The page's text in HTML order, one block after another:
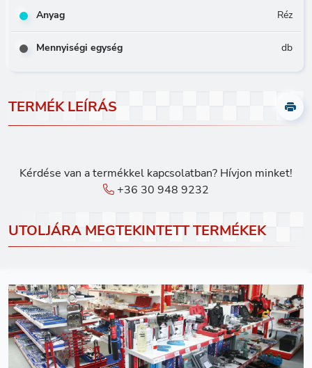
TERMÉK LEÍRÁS
Kérdése van a termékkel kapcsolatban? Hívjon minket!
+36 30 948 9232
Anyag Réz
Mennyiségi egység db
UTOLJÁRA MEGTEKINTETT TERMÉKEK